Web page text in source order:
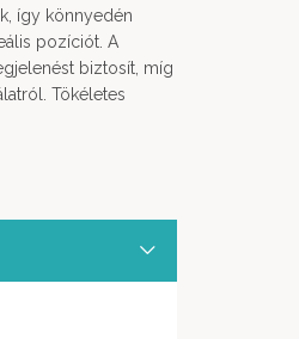
így könnyedén
pozíciót. A
biztosít, míg
Tökéletes